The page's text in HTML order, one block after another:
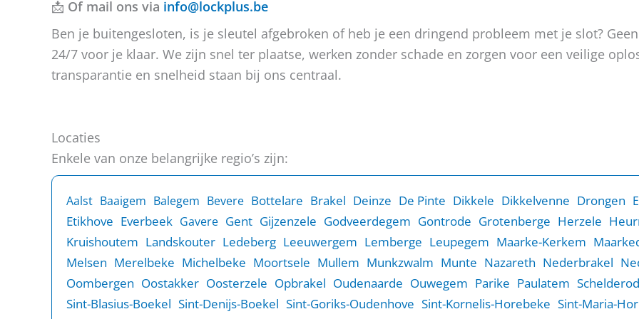
g
n
?
c
t
📩 Of mail ons via info@lockplus.be
Ben je buitengesloten, is je sleutel afgebroken of heb je een dringend probleem met je slot?
24/7 voor je klaar. We zijn snel ter plaatse, werken zonder schade en zorgen voor een veilige
transparantie en snelheid staan bij ons centraal.
Locaties
Enkele van onze belangrijke regio’s zijn:
Aalst Baaigem Balegem Bevere Bottelare Brakel Deinze De Pinte Dikkele Dikkelvenne Drongen
Etikhove Everbeek Gavere Gent Gijzenzele Godveerdegem Gontrode Grotenberge Herzele
Kruishoutem Landskouter Ledeberg Leeuwergem Lemberge Leupegem Maarke-Kerkem
Melsen Merelbeke Michelbeke Moortsele Mullem Munkzwalm Munte Nazareth Nederbrakel
Oombergen Oostakker Oosterzele Opbrakel Oudenaarde Ouwegem Parike Paulatem
Sint-Blasius-Boekel Sint-Denijs-Boekel Sint-Goriks-Oudenhove Sint-Kornelis-Horebeke Sint-Maria-